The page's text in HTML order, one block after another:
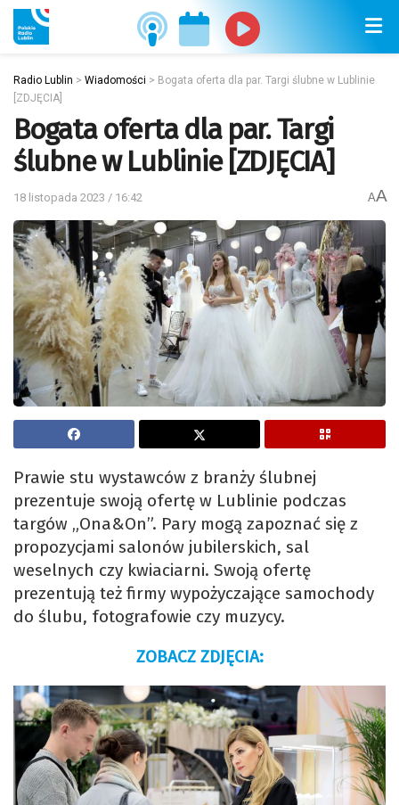
Radio Lublin > Wiadomości > Bogata oferta dla par. Targi ślubne w Lublinie
[ZDJĘCIA]
Bogata oferta dla par. Targi
ślubne w Lublinie [ZDJĘCIA]
18 listopada 2023 / 16:42 AA
Prawie stu wystawców z branży ślubnej
prezentuje swoją ofertę w Lublinie podczas
targów „Ona&On”. Pary mogą zapoznać się z
propozycjami salonów jubilerskich, sal
weselnych czy kwiaciarni. Swoją ofertę
prezentują też firmy wypożyczające samochody
do ślubu, fotografowie czy muzycy.
ZOBACZ ZDJĘCIA: